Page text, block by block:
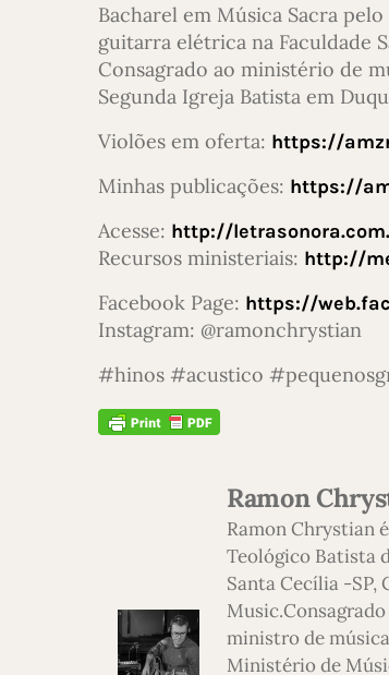
Bacharel em Música Sacra
guitarra elétrica na Faculdade
Consagrado ao ministério de
Segunda Igreja Batista em
Violões em oferta: https://
Minhas publicações: https://
Acesse: http://
Recursos ministeriais: http://
Facebook Page: https://
Instagram: @ramonchrystian
#hinos #acustico
Ramon
Ramon Chrystian
Teológico Batista
Santa Cecília -SP,
ministro de
Ministério de